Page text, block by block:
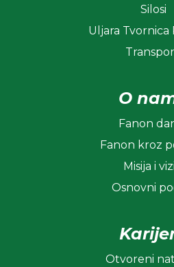
Silosi
Uljara Tvornica
O
Fanon
Fanon kroz
Misija i
Osnovni
Otvoreni